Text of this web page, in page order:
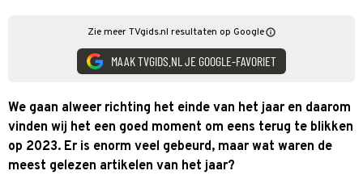
Zie meer TVgids.nl resultaten op Google
MAAK TVGIDS.NL JE GOOGLE-FAVORIET
We gaan alweer richting het einde van het jaar en daarom
vinden wij het een goed moment om eens terug te blikken
op 2023. Er is enorm veel gebeurd, maar wat waren de
meest gelezen artikelen van het jaar?